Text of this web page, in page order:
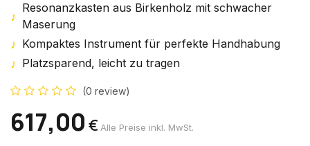
♪
Resonanzkasten aus Birkenholz mit schwacher
Maserung
♪ Kompaktes Instrument für perfekte Handhabung
♪ Platzsparend, leicht zu tragen
(0 review)
617,00 €Alle Preise inkl. MwSt.